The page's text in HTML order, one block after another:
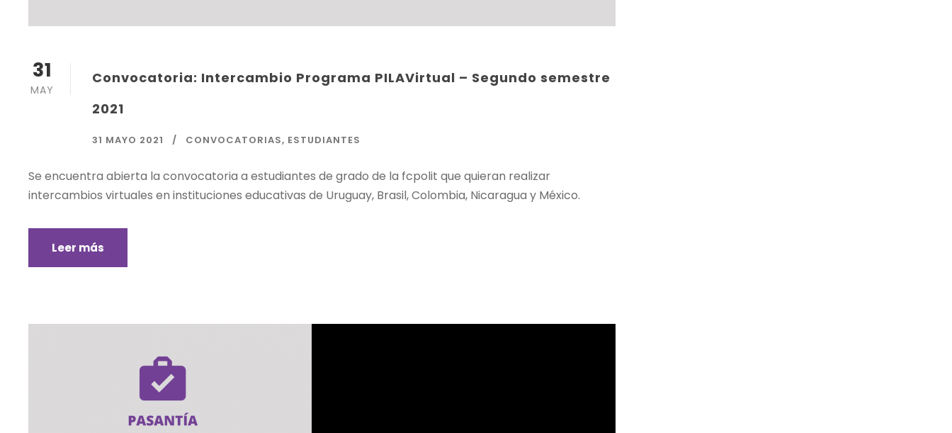
31
MAY
Convocatoria: Intercambio Programa PILAVirtual – Segundo semestre
2021
31 MAYO 2021 CONVOCATORIAS, ESTUDIANTES
Se encuentra abierta la convocatoria a estudiantes de grado de la fcpolit que quieran realizar
intercambios virtuales en instituciones educativas de Uruguay, Brasil, Colombia, Nicaragua y México.
Leer más